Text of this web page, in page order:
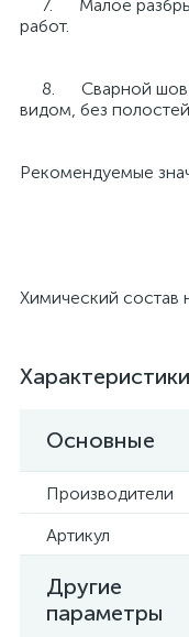
7. Малое
работ.
8. Сварной шов
видом, без
Рекомендуемые
Химический состав
Характеристики
Основные
Производители
Артикул
Другие
параметры